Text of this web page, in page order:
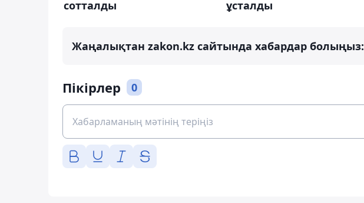
сотталды
ұсталды
Жаңалықтан zakon.kz сайтында хабардар болыңыз:
Пікірлер 0